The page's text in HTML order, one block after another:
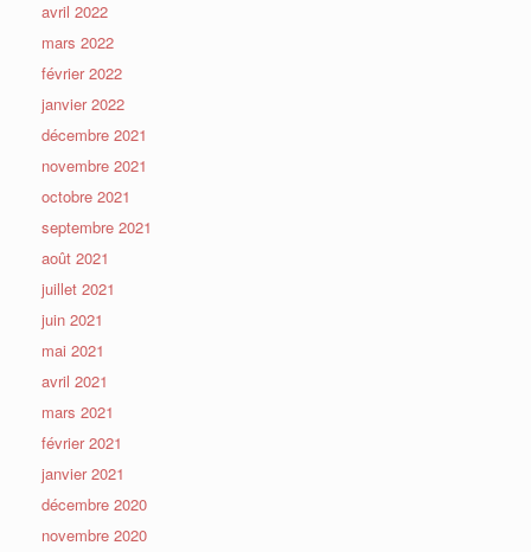
avril 2022
mars 2022
février 2022
janvier 2022
décembre 2021
novembre 2021
octobre 2021
septembre 2021
août 2021
juillet 2021
juin 2021
mai 2021
avril 2021
mars 2021
février 2021
janvier 2021
décembre 2020
novembre 2020